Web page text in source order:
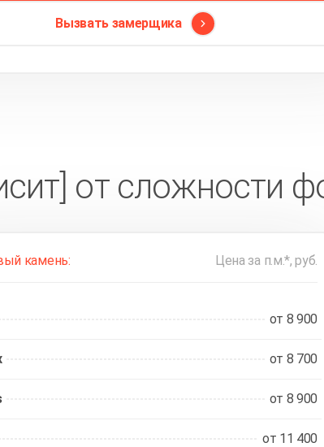
Вызвать замерщика
от сложности
камень: Цена за п.м.*, руб.
от 8 900
от 8 700
от 8 900
от 11 400